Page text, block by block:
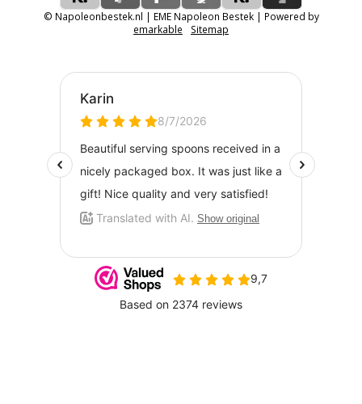
© Napoleonbestek.nl | EME Napoleon Bestek | Powered by
emarkable
Sitemap